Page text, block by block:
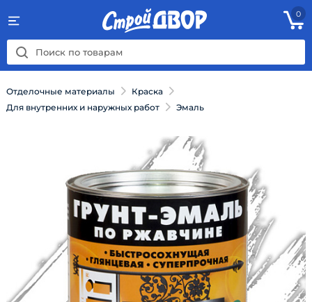
0
Отделочные материалы
Краска
Для внутренних и наружных работ
Эмаль